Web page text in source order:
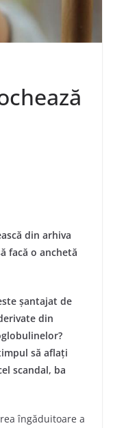
din arhiva
facă o anchetă
șantajat de
din
să aflați
scandal, ba
îngăduitoare a